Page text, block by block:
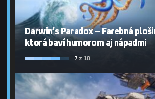
Darwin’s Paradox – Farebná
ktorá baví humorom aj nápadmi
7 z 10